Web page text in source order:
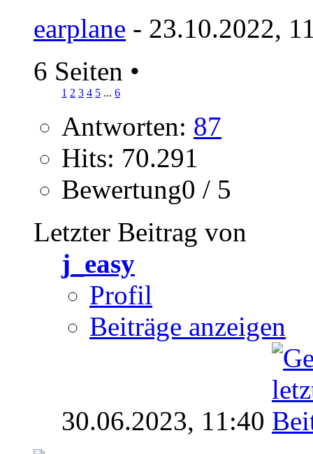
earplane - 23.10.2022,
6 Seiten •
1 2 3 4 5 ... 6
Antworten: 87
Hits: 70.291
Bewertung0 / 5
Letzter Beitrag von
j_easy
Profil
Beiträge anzeigen
30.06.2023, 11:40